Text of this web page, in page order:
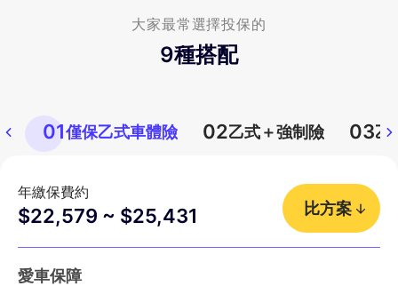
大家最常選擇投保的
9種搭配
01僅保乙式車體險 02乙式＋強制險 03乙
年繳保費約
$22,579 ~ $25,431 比方案
愛車保障